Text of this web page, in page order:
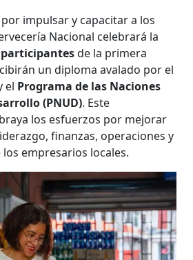
impulsar y capacitar a los
Nacional celebrará la
participantesde la primera
un diploma avalado por el
el Programa de las Naciones
(PNUD). Este
los esfuerzos por mejorar
finanzas, operaciones y
empresarios locales.